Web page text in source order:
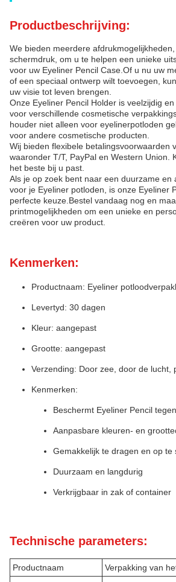
Productbeschrijving:
We bieden meerdere
schermdruk, om u te helpen een unieke
voor uw Eyeliner Pencil Case.Of u nu uw
of een speciaal ontwerp wilt toevoegen,
uw visie tot leven brengen.
Onze Eyeliner Pencil Holder is veelzijdig
voor verschillende cosmetische
houder niet alleen voor eyelinerpotloden
voor andere cosmetische producten.
Wij bieden flexibele betalingsvoorwaarden
waaronder T/T, PayPal en Western Union.
het beste bij u past.
Als je op zoek bent naar een duurzame en
voor je Eyeliner potloden, is onze Eyeliner
perfecte keuze.Bestel vandaag nog en
printmogelijkheden om een unieke en
creëren voor uw product.
Kenmerken:
Productnaam: Eyeliner
Levertyd: 30 dagen
Kleur: aangepast
Grootte: aangepast
Verzending: Door zee, door de lucht,
Kenmerken:
Beschermt Eyeliner Pencil
Aanpasbare kleuren- en
Gemakkelijk te dragen en op te
Duurzaam en langdurig
Verkrijgbaar in zak of container
Technische parameters:
Productnaam
Verpakking van